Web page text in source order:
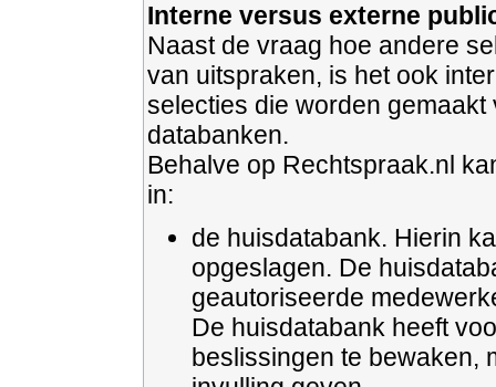
Interne versus externe
Naast de vraag hoe andere
van uitspraken, is het ook
selecties die worden
databanken.
Behalve op Rechtspraak.nl
in:
de huisdatabank. Hierin
opgeslagen. De
geautoriseerde
De huisdatabank heeft
beslissingen te bewaken,